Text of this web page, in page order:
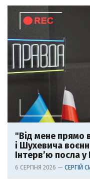
"Від мене прямо
і Шухевича
Інтерв’ю посла
6 СЕРПНЯ 2026 — СЕРГІЙ